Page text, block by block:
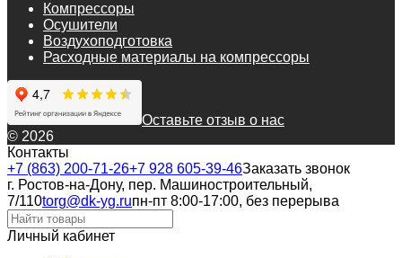
Компрессоры
Осушители
Воздухоподготовка
Расходные материалы на компрессоры
Оставьте отзыв о нас
© 2026
Контакты
+7 (863) 200-71-26+7 928 605-39-46Заказать звонок
г. Ростов-на-Дону, пер. Машиностроительный,
7/110torg@dk-yg.ruпн-пт 8:00-17:00, без перерыва
Личный кабинет